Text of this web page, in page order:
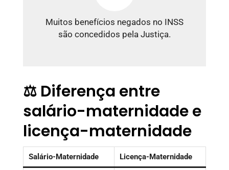
Muitos benefícios negados no INSS
são concedidos pela Justiça.
⚖️ Diferença entre
salário-maternidade e
licença-maternidade
Salário-Maternidade Licença-Maternidade